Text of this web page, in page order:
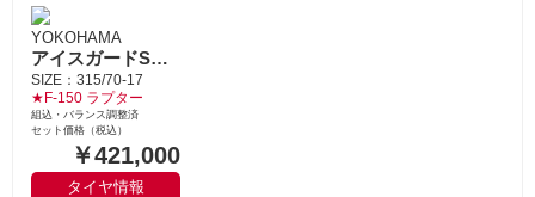
YOKOHAMA
アイスガードSUV G075
SIZE：315/70-17
★F-150 ラプター
組込・バランス調整済
セット価格（税込）
￥421,000
タイヤ情報